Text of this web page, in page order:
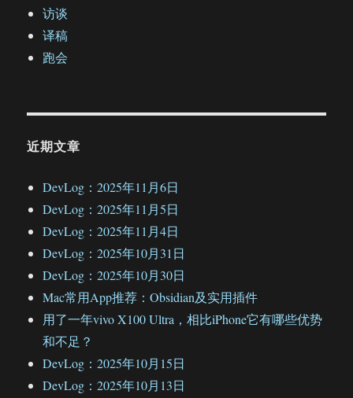
访谈
译稿
跑会
近期文章
DevLog：2025年11月6日
DevLog：2025年11月5日
DevLog：2025年11月4日
DevLog：2025年10月31日
DevLog：2025年10月30日
Mac常用App推荐：Obsidian及实用插件
用了一年vivo X100 Ultra，相比iPhone它有哪些优势
和不足？
DevLog：2025年10月15日
DevLog：2025年10月13日